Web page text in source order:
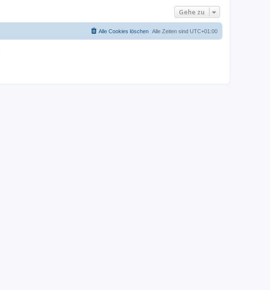
Gehe zu
Alle Zeiten sind UTC+01:00
Alle Cookies löschen